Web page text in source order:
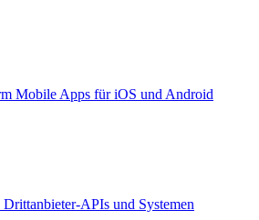
Mobile Apps für iOS und Android
APIs und Systemen